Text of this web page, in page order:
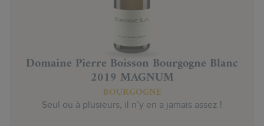
Domaine Pierre Boisson Bourgogne Blanc
2019 MAGNUM
BOURGOGNE
Seul ou à plusieurs, il n’y en a jamais assez !